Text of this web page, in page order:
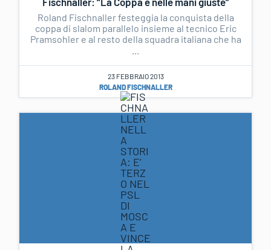
Roland Fischnaller festeggia la conquista della
coppa di slalom parallelo insieme al tecnico Eric
Pramsohler e al resto della squadra italiana che ha
23 FEBBRAIO 2013
ROLAND FISCHNALLER